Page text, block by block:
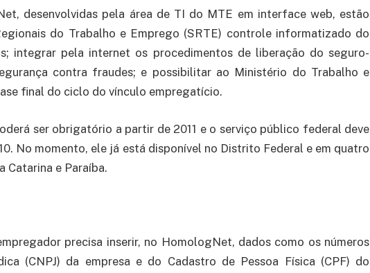
desenvolvidas pela área de TI do MTE em interface web, estão
do Trabalho e Emprego (SRTE) controle informatizado do
integrar pela internet os procedimentos de liberação do seguro-
contra fraudes; e possibilitar ao Ministério do Trabalho e
final do ciclo do vínculo empregatício.
ser obrigatório a partir de 2011 e o serviço público federal deve
No momento, ele já está disponível no Distrito Federal e em quatro
Catarina e Paraíba.
precisa inserir, no HomologNet, dados como os números
(CNPJ) da empresa e do Cadastro de Pessoa Física (CPF) do